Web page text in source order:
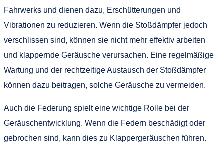
Fahrwerks und dienen dazu, Erschütterungen und
Vibrationen zu reduzieren. Wenn die Stoßdämpfer jedoch
verschlissen sind, können sie nicht mehr effektiv arbeiten
und klappernde Geräusche verursachen. Eine regelmäßige
Wartung und der rechtzeitige Austausch der Stoßdämpfer
können dazu beitragen, solche Geräusche zu vermeiden.
Auch die Federung spielt eine wichtige Rolle bei der
Geräuschentwicklung. Wenn die Federn beschädigt oder
gebrochen sind, kann dies zu Klappergeräuschen führen.